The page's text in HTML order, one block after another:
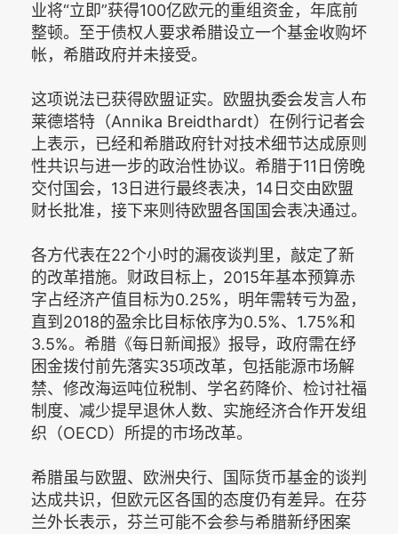
业将“立即”获得100亿欧元的重组资金，年底前
整顿。至于债权人要求希腊设立一个基金收购坏
帐，希腊政府并未接受。
这项说法已获得欧盟证实。欧盟执委会发言人布
莱德塔特（Annika Breidthardt）在例行记者会
上表示，已经和希腊政府针对技术细节达成原则
性共识与进一步的政治性协议。希腊于11日傍晚
交付国会，13日进行最终表决，14日交由欧盟
财长批准，接下来则待欧盟各国国会表决通过。
各方代表在22个小时的漏夜谈判里，敲定了新
的改革措施。财政目标上，2015年基本预算赤
字占经济产值目标为0.25%，明年需转亏为盈，
直到2018的盈余比目标依序为0.5%、1.75%和
3.5%。希腊《每日新闻报》报导，政府需在纾
困金拨付前先落实35项改革，包括能源市场解
禁、修改海运吨位税制、学名药降价、检讨社福
制度、减少提早退休人数、实施经济合作开发组
织（OECD）所提的市场改革。
希腊虽与欧盟、欧洲央行、国际货币基金的谈判
达成共识，但欧元区各国的态度仍有差异。在芬
兰外长表示，芬兰可能不会参与希腊新纾困案